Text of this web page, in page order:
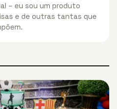
– eu sou um produto
e de outras tantas que